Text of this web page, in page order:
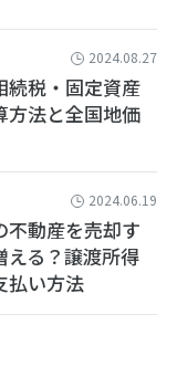
2024.08.27
続税・固定資産
方法と全国地価
2024.06.19
不動産を売却す
える？譲渡所得
払い方法